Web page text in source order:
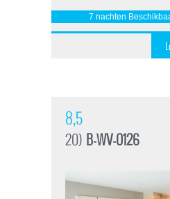
7 nachten
8,5
20) B-WV-0126